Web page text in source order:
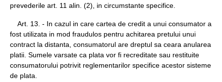
prevederile art. 11 alin. (2), in circumstante specifice.
Art. 13. - In cazul in care cartea de credit a unui consumator a
fost utilizata in mod fraudulos pentru achitarea pretului unui
contract la distanta, consumatorul are dreptul sa ceara anularea
platii. Sumele varsate ca plata vor fi recreditate sau restituite
consumatorului potrivit reglementarilor specifice acestor sisteme
de plata.